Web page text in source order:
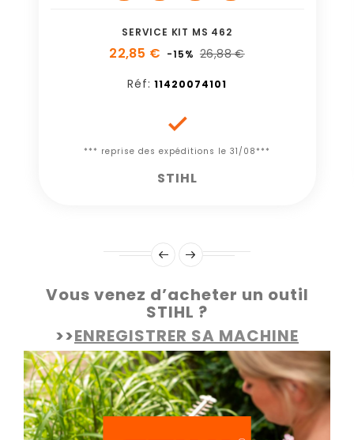
SERVICE KIT MS 462
22,85 € -15% 26,88 €
Réf: 11420074101

*** reprise des expéditions le 31/08***
STIHL
Vous venez d’acheter un outil
STIHL ?
>>ENREGISTRER SA MACHINE